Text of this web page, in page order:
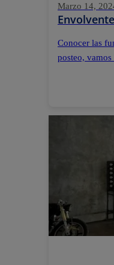
Marzo 14,
Conocer las
posteo,